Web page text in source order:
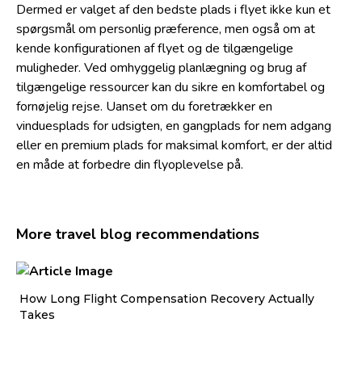
Dermed er valget af den bedste plads i flyet ikke kun et
spørgsmål om personlig præference, men også om at
kende konfigurationen af flyet og de tilgængelige
muligheder. Ved omhyggelig planlægning og brug af
tilgængelige ressourcer kan du sikre en komfortabel og
fornøjelig rejse. Uanset om du foretrækker en
vinduesplads for udsigten, en gangplads for nem adgang
eller en premium plads for maksimal komfort, er der altid
en måde at forbedre din flyoplevelse på.
More travel blog recommendations
How Long Flight Compensation Recovery Actually
Takes